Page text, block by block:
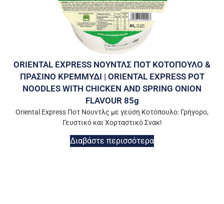
ORIENTAL EXPRESS ΝΟΥΝΤΛΣ ΠΟΤ ΚΟΤΟΠΟΥΛΟ &
ΠΡΑΣΙΝΟ ΚΡΕΜΜΥΔΙ | ORIENTAL EXPRESS POT
NOODLES WITH CHICKEN AND SPRING ONION
FLAVOUR 85g
Oriental Express Ποτ Νουντλς με γεύση Κοτόπουλο: Γρήγορο,
Γευστικό και Χορταστικό Σνακ!
Διαβάστε περισσότερα